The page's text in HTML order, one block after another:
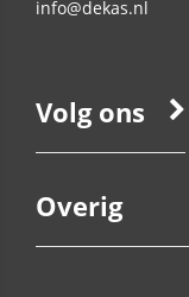
info@dekas.nl
Volg ons
Overig